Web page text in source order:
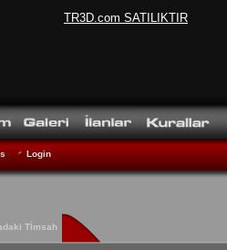
TR3D.com SATILIKTIR
Login
Tİmsah